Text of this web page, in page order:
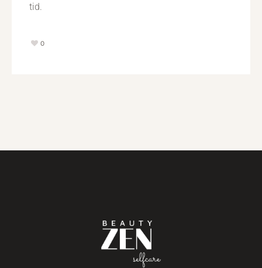
tid.
0